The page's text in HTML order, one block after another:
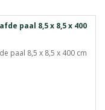
paal 8,5 x 8,5 x 400
paal 8,5 x 8,5 x 400 cm